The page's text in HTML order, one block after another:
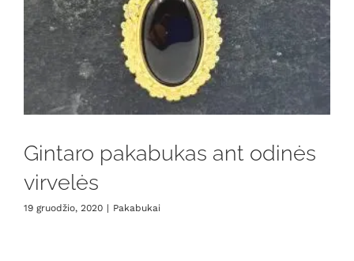
Gintaro pakabukas ant odinės
virvelės
19 gruodžio, 2020 | Pakabukai